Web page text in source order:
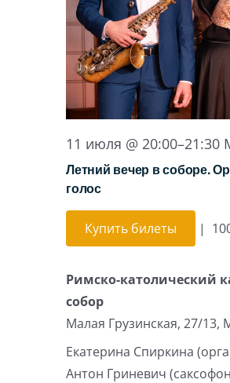
Игра на органе
11 июля @ 20:00–21:30
Летний вечер в соборе.
голос
Купить билеты |
Римско-католический
собор
Малая Грузинская, 27/13,
Екатерина Спиркина
Антон Гриневич